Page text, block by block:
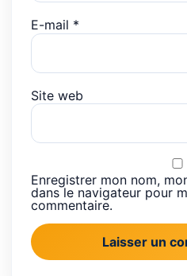
E-mail *
Site web
Enregistrer mon nom,
dans le navigateur pour
commentaire.